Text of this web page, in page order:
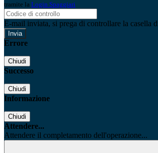
tramite la Login Spaggiari
E-mail inviata, si prega di controllare la casella
Errore
Chiudi
Successo
Chiudi
Informazione
Chiudi
Attendere...
Attendere il completamento dell'operazione...